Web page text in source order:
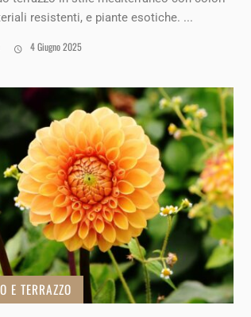
resistenti, e piante esotiche. ...
4 Giugno 2025
E TERRAZZO